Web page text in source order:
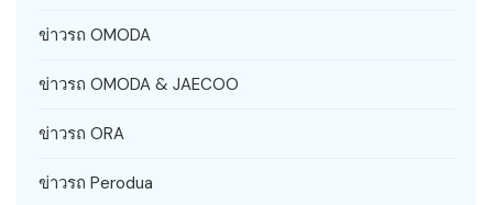
ข่าวรถ OMODA
ข่าวรถ OMODA & JAECOO
ข่าวรถ ORA
ข่าวรถ Perodua